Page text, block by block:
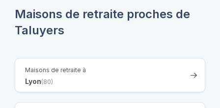
Maisons de retraite proches de
Taluyers
Maisons de retraite à
Lyon(80)